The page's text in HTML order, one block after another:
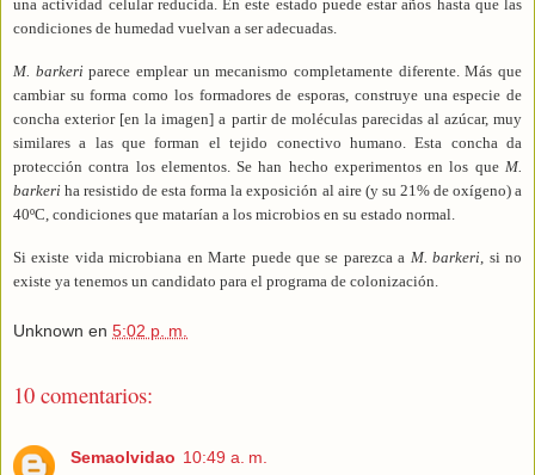
una actividad celular reducida. En este estado puede estar años hasta que las
condiciones de humedad vuelvan a ser adecuadas.
M. barkeri parece emplear un mecanismo completamente diferente. Más que
cambiar su forma como los formadores de esporas, construye una especie de
concha exterior [en la imagen] a partir de moléculas parecidas al azúcar, muy
similares a las que forman el tejido conectivo humano. Esta concha da
protección contra los elementos. Se han hecho experimentos en los que M.
barkeri ha resistido de esta forma la exposición al aire (y su 21% de oxígeno) a
40ºC , condiciones que matarían a los microbios en su estado normal.
Si existe vida microbiana en Marte puede que se parezca a M. barkeri , si no
existe ya tenemos un candidato para el programa de colonización.
Unknown en 5:02 p. m.
10 comentarios:
Semaolvidao 10:49 a. m.